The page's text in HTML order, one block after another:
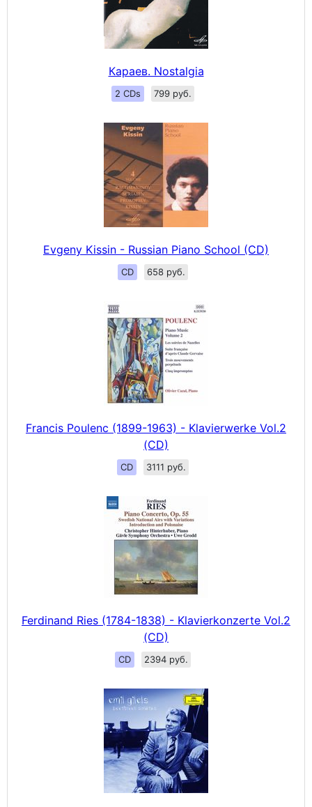
Караев. Nostalgia
2 CDs 799 руб.
Evgeny Kissin - Russian Piano School (CD)
CD 658 руб.
Francis Poulenc (1899-1963) - Klavierwerke Vol.2
(CD)
CD 3111 руб.
Ferdinand Ries (1784-1838) - Klavierkonzerte Vol.2
(CD)
CD 2394 руб.